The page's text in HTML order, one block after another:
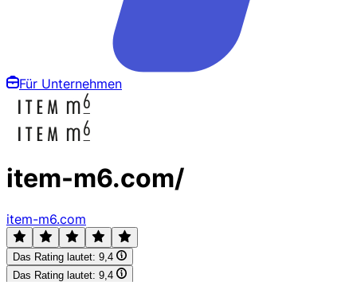
Für Unternehmen
item-m6.com/
item-m6.com
Das Rating lautet: 9,4
Das Rating lautet: 9,4